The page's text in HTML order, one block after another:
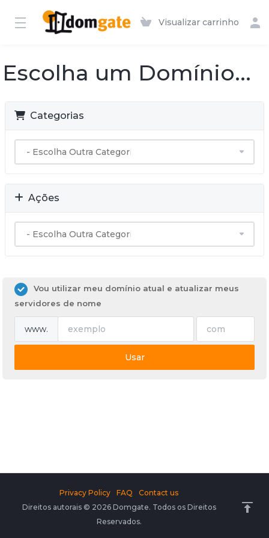
Visualizar carrinho
Escolha um Domínio...
Categorias
Ações
Vou utilizar meu domínio atual e atualizar meus
servidores de nome
www.
Usar
Direitos autorais © 2026 Domgate. Todos os Direitos
Reservados.
Privacy Policy FAQ Contact us